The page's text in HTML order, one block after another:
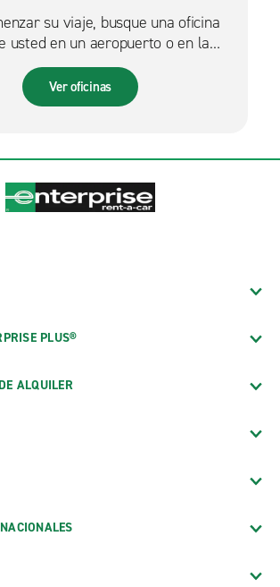
su viaje, busque una oficina
usted en un aeropuerto o en la
ciudad.
Ver oficinas
PLUS®
ALQUILER